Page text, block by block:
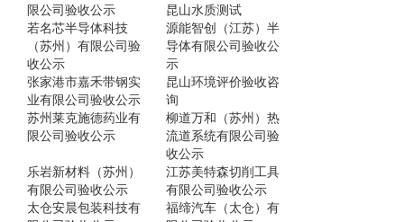
限公司验收公示
昆山水质测试
若名芯半导体科技
（苏州）有限公司验
收公示
源能智创（江苏）半
导体有限公司验收公
示
张家港市嘉禾带钢实
业有限公司验收公示
昆山环境评价验收咨
询
苏州莱克施德药业有
限公司验收公示
柳道万和（苏州）热
流道系统有限公司验
收公示
乐岩新材料（苏州）
有限公司验收公示
江苏美特森切削工具
有限公司验收公示
太仓安晨包装科技有
福缔汽车（太仓）有